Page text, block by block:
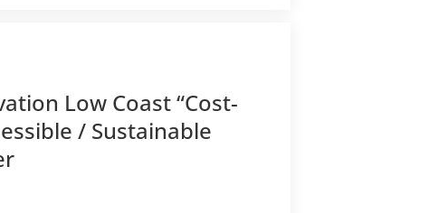
Low Coast “Cost-
/ Sustainable